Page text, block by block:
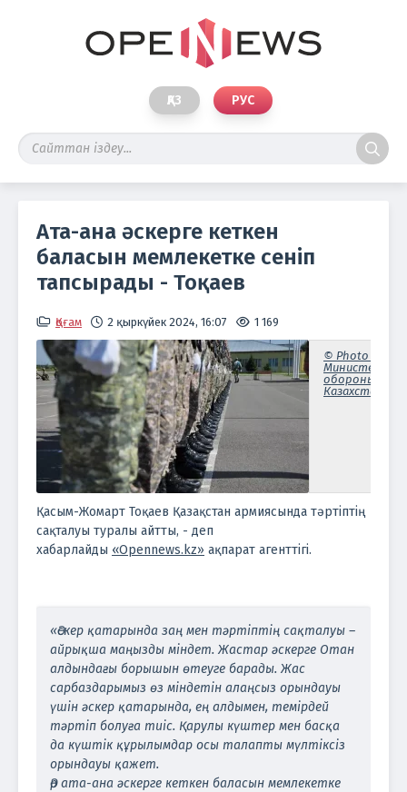
ҚАЗ РУС
Ата-ана әскерге кеткен
баласын мемлекетке сеніп
тапсырады - Тоқаев
Қоғам 2 қыркүйек 2024, 16:07 1 169
© Photo :
обороны
Казахстана
Қасым-Жомарт Тоқаев Қазақстан армиясында тәртіптің
сақталуы туралы айтты, - деп
хабарлайды «Opennews.kz» ақпарат агенттігі.
«Әскер қатарында заң мен тәртіптің сақталуы –
айрықша маңызды міндет. Жастар әскерге Отан
алдындағы борышын өтеуге барады. Жас
сарбаздарымыз өз міндетін алаңсыз орындауы
үшін әскер қатарында, ең алдымен, темірдей
тәртіп болуға тиіс. Қарулы күштер мен басқа
да күштік құрылымдар осы талапты мүлтіксіз
орындауы қажет.
Әр ата-ана әскерге кеткен баласын мемлекетке